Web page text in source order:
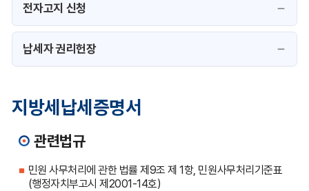
전자고지 신청
납세자 권리헌장
지방세납세증명서
관련법규
민원 사무처리에 관한 법률 제9조 제 1항, 민원사무처리기준표
(행정자치부고시 제2001-14호)